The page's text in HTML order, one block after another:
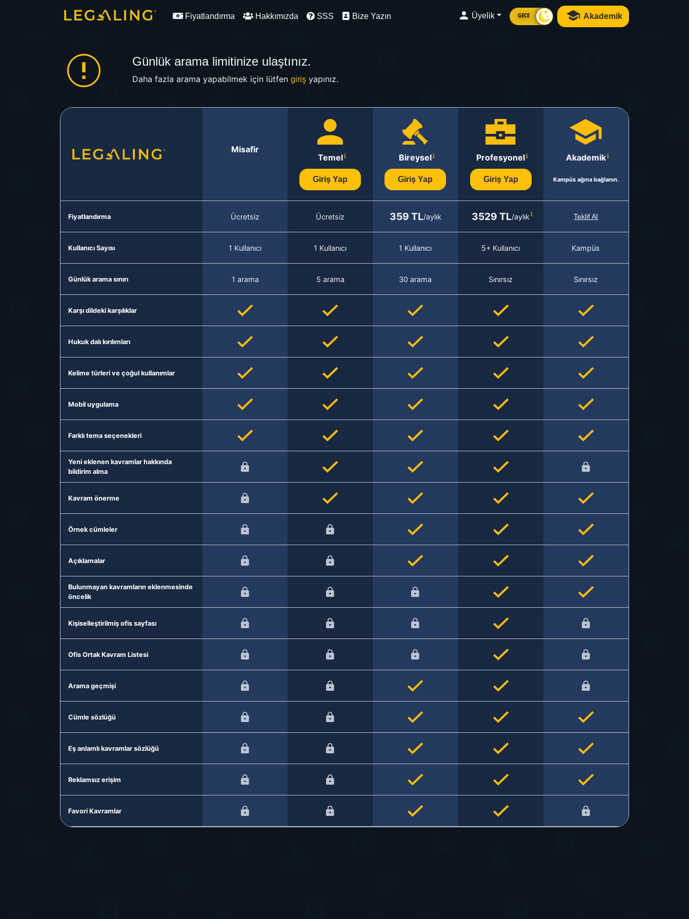
Fiyatlandırma Hakkımızda SSS Bize Yazın Üyelik GECE Akademik
Günlük arama limitinize ulaştınız.
Daha fazla arama yapabilmek için lütfen girişyapınız.
Misafir
Temel
Giriş Yap
Bireysel
Giriş Yap
Profesyonel
Giriş Yap
Akademik
Kampüs ağına bağlanın.
Fiyatlandırma Ücretsiz Ücretsiz 359 TL/aylık 3529 TL/aylık Teklif Al
Kullanıcı Sayısı 1 Kullanıcı 1 Kullanıcı 1 Kullanıcı 5+ Kullanıcı Kampüs
Günlük arama sınırı 1 arama 5 arama 30 arama Sınırsız Sınırsız
Karşı dildeki karşılıklar
Hukuk dalı kırılımları
Kelime türleri ve çoğul kullanımlar
Mobil uygulama
Farklı tema seçenekleri
Yeni eklenen kavramlar hakkında
bildirim alma
Kavram önerme
Örnek cümleler
Açıklamalar
Bulunmayan kavramların eklenmesinde
öncelik
Kişiselleştirilmiş ofis sayfası
Ofis Ortak Kavram Listesi
Arama geçmişi
Cümle sözlüğü
Eş anlamlı kavramlar sözlüğü
Reklamsız erişim
Favori Kavramlar